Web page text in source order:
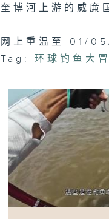
奎博河上游的威廉
网上重温至 01/
Tag:
环球钓鱼大